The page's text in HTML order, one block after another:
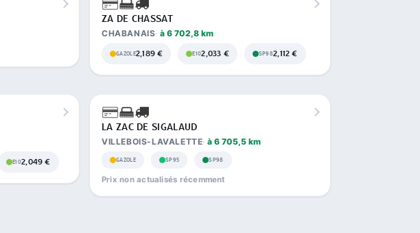
ZA DE CHASSAT
CHABANAIS à 6 702,8 km
GAZOLE2,189 € E102,033 € SP982,112 €
E102,049 €
LA ZAC DE SIGALAUD
VILLEBOIS-LAVALETTE à 6 705,5 km
GAZOLE SP95 SP98
Prix non actualisés récemment